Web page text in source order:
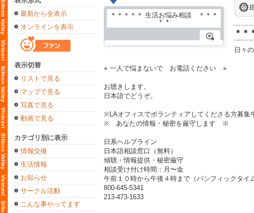
最新から全表示
オンラインを表示
表示切替
リストで見る
マップで見る
写真で見る
動画で見る
カテゴリ別に表示
情報交換
生活情報
お知らせ
サークル活動
こんな事やってます
＊＊
日々
⭐︎ 一人で悩まないで お電話ください ⭐︎
お聴きします。
日本語でどうぞ。
※LAオフィスでボランティアしてくださる方募集
※ あなたの情報・秘密を厳守します ※
日系ヘルプライン
日本語相談窓口（無料）
傾聴・情報提供・秘密厳守
相談受け付け時間：月〜金
午前１０時から午後４時まで（パシフィックタイ
800-645-5341
213-473-1633